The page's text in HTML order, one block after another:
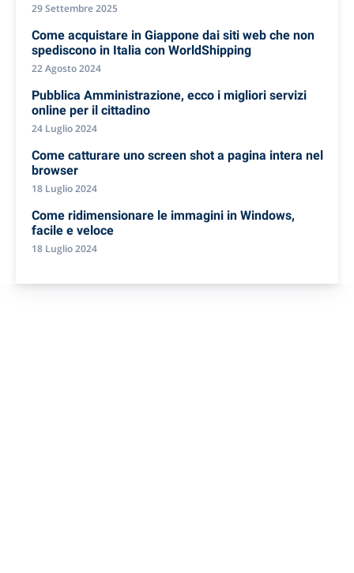
29 Settembre 2025
Come acquistare in Giappone dai siti web che non
spediscono in Italia con WorldShipping
22 Agosto 2024
Pubblica Amministrazione, ecco i migliori servizi
online per il cittadino
24 Luglio 2024
Come catturare uno screen shot a pagina intera nel
browser
18 Luglio 2024
Come ridimensionare le immagini in Windows,
facile e veloce
18 Luglio 2024